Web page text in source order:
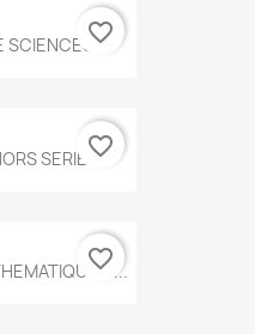
SCIENCES...
favorite_border
SERIE...favorite_border
N...
favorite_border